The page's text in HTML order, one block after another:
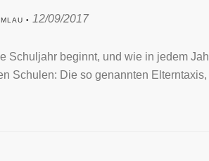
• 12/09/2017
Schuljahr beginnt, und wie in jedem
Schulen: Die so genannten